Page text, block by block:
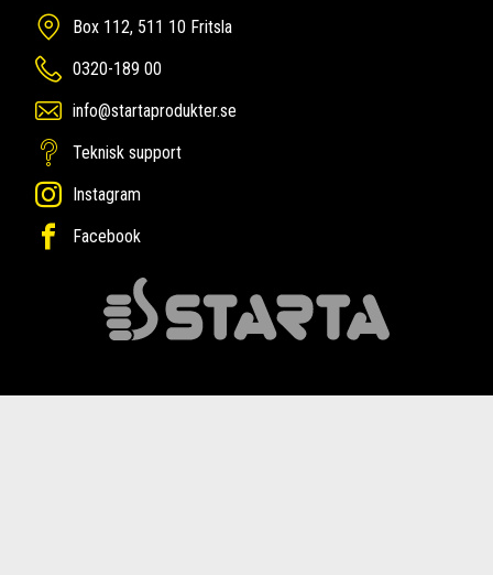
Box 112, 511 10 Fritsla
0320-189 00
info@startaprodukter.se
Teknisk support
Instagram
Facebook